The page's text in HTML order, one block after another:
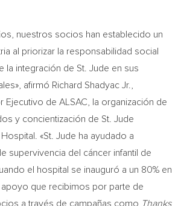
nuestros socios han establecido un
al priorizar la responsabilidad social
la integración de St. Jude en sus
afirmó Richard Shadyac Jr.
Ejecutivo de ALSAC, la organización de
y concientización de St. Jude
«St. Jude ha ayudado a
supervivencia del cáncer infantil de
el hospital se inauguró a un 80% en
apoyo que recibimos por parte de
a través de campañas como Thanks